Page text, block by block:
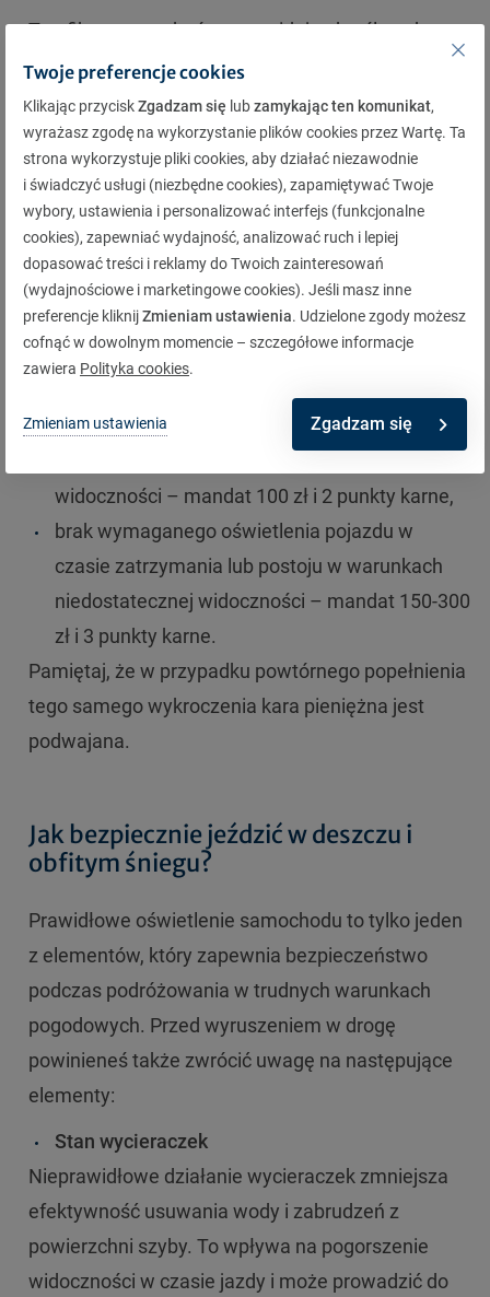
Taryfikator mandatów przewiduje określone kary
za nieprawidłowe używanie świateł. Sprawdź, ile
może Cię kosztować jazda z niewłaściwym
oświetleniem:
jazda w ciągu dnia bez włączonych świateł przy
opadach śniegu – mandat 100 zł i 2 punkty
karne,
nieprawidłowe używanie świateł drogowych –
mandat 200 zł i 4 punkty karne,
nieprawidłowe używanie świateł
karne,
widoczności – mandat 100 zł i 2 punkty karne,
brak wymaganego oświetlenia pojazdu w
czasie zatrzymania lub postoju w warunkach
niedostatecznej widoczności – mandat 150-300
zł i 3 punkty karne.
Pamiętaj, że w przypadku powtórnego popełnienia
tego samego wykroczenia kara pieniężna jest
podwajana.
Jak bezpiecznie jeździć w deszczu i
obfitym śniegu?
Prawidłowe oświetlenie samochodu to tylko jeden
z elementów, który zapewnia bezpieczeństwo
podczas podróżowania w trudnych warunkach
pogodowych. Przed wyruszeniem w drogę
powinieneś także zwrócić uwagę na następujące
elementy:
Stan wycieraczek
Nieprawidłowe działanie wycieraczek zmniejsza
efektywność usuwania wody i zabrudzeń z
powierzchni szyby. To wpływa na pogorszenie
widoczności w czasie jazdy i może prowadzić do
Twoje preferencje cookies
Klikając przyciskZgadzam się lubzamykając ten komunikat,
wyrażasz zgodę na wykorzystanie plików cookies przez Wartę. Ta
strona wykorzystuje pliki cookies, aby działać niezawodnie
i świadczyć usługi (niezbędne cookies), zapamiętywać Twoje
wybory, ustawienia i personalizować interfejs (funkcjonalne
cookies), zapewniać wydajność, analizować ruch i lepiej
dopasować treści i reklamy do Twoich zainteresowań
(wydajnościowe i marketingowe cookies). Jeśli masz inne
preferencje kliknijZmieniam ustawienia. Udzielone zgody możesz
cofnąć w dowolnym momencie – szczegółowe informacje
zawiera Polityka cookies.
Zmieniam ustawienia Zgadzam się